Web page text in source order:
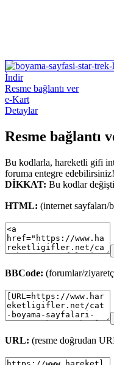
İndir
Resme bağlantı ver
e-Kart
Detaylar
Resme bağlantı
Bu kodlarla, hareketli gifi
foruma entegre edebilirsiniz!
DİKKAT: Bu kodlar
HTML: (internet
BBCode: (forumlar/
URL: (resme doğrudan